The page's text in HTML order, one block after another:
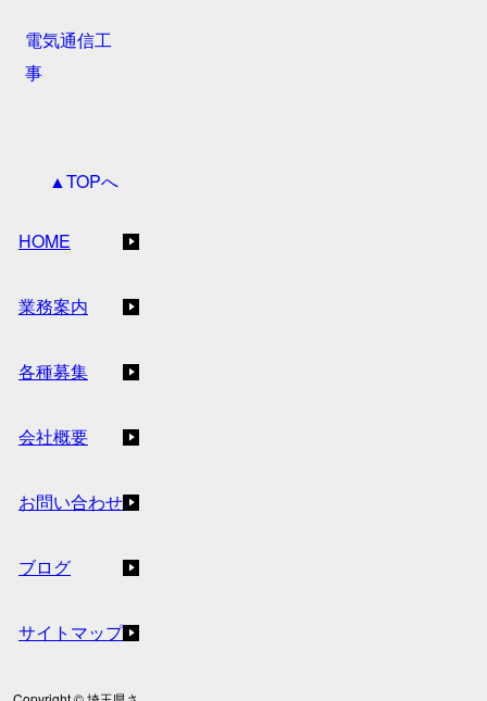
電気通信工
事
▲TOPへ
HOME
業務案内
各種募集
会社概要
お問い合わせ
ブログ
サイトマップ